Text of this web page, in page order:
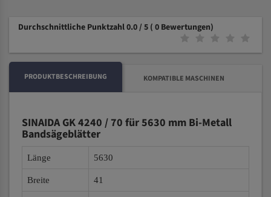
Durchschnittliche Punktzahl 0.0 / 5 ( 0 Bewertungen)
PRODUKTBESCHREIBUNG KOMPATIBLE MASCHINEN
SINAIDA GK 4240 / 70 für 5630 mm Bi-Metall
Bandsägeblätter
Länge 5630
Breite 41